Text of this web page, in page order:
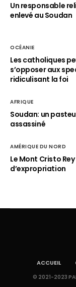
Un responsable
enlevé au Soudan
OCÉANIE
Les catholiques
s’opposer aux
ridiculisant la foi
AFRIQUE
Soudan: un
assassiné
AMÉRIQUE DU NORD
Le Mont Cristo
d’expropriation
ACCUEIL
© 2021-2023